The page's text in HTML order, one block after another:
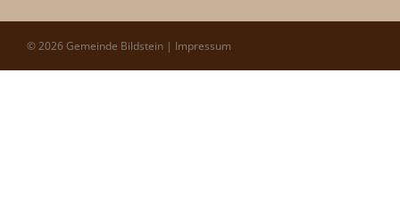
© 2026 Gemeinde Bildstein | Impressum